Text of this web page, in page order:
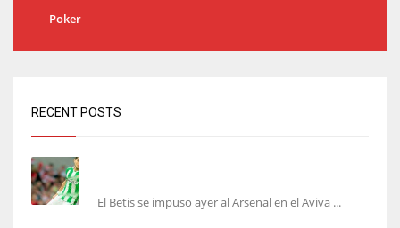
Poker
RECENT POSTS
El Betis se impuso ayer al Arsenal en el Aviva ...